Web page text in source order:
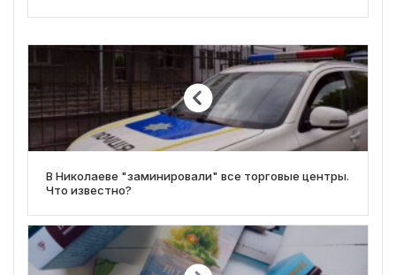
В Николаеве "заминировали" все торговые центры.
Что известно?